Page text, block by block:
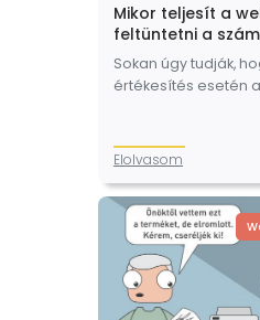
Mikor teljesít a
feltüntetni a
jótállási jegyen!
Sokan úgy tudják,
értékesítés esetén
vásárló részére a
Elolvasom